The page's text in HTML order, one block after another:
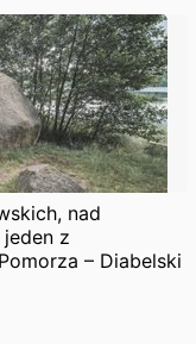
nad
z
– Diabelski